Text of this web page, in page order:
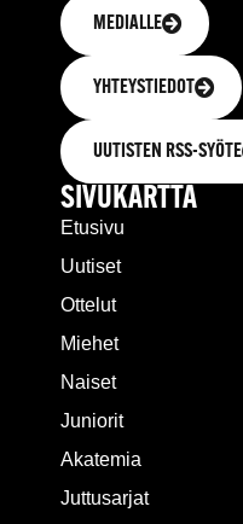
MEDIALLE
YHTEYSTIEDOT
UUTISTEN RSS-SYÖTE
SIVUKARTTA
Etusivu
Uutiset
Ottelut
Miehet
Naiset
Juniorit
Akatemia
Juttusarjat